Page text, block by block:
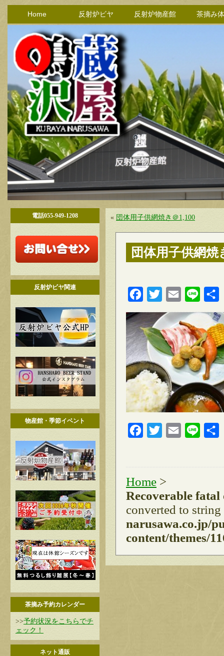
Home 反射炉ビヤ 反射炉物産館 茶摘み
電話055-949-1208
反射炉ビヤ関連
物産館・季節イベント
茶摘み予約カレンダー
>>予約状況をこちらでチ
ェック！
ネット通販
« 団体用子供網焼き＠1,100
団体用子供網焼
FacebookTwitter Email Line
FacebookTwitter Email Line
Home >
Recoverable
converted to
narusawa.co.jp/
content/themes/